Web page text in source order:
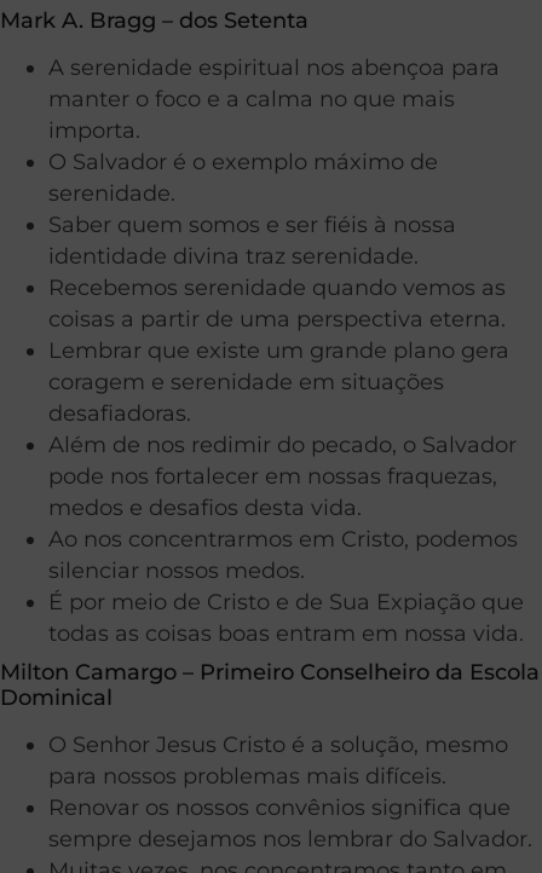
Mark A. Bragg – dos Setenta
A serenidade espiritual nos abençoa para
manter o foco e a calma no que mais
importa.
O Salvador é o exemplo máximo de
serenidade.
Saber quem somos e ser fiéis à nossa
identidade divina traz serenidade.
Recebemos serenidade quando vemos as
coisas a partir de uma perspectiva eterna.
Lembrar que existe um grande plano gera
coragem e serenidade em situações
desafiadoras.
Além de nos redimir do pecado, o Salvador
pode nos fortalecer em nossas fraquezas,
medos e desafios desta vida.
Ao nos concentrarmos em Cristo, podemos
silenciar nossos medos.
É por meio de Cristo e de Sua Expiação que
todas as coisas boas entram em nossa vida.
Milton Camargo – Primeiro Conselheiro da Escola
Dominical
O Senhor Jesus Cristo é a solução, mesmo
para nossos problemas mais difíceis.
Renovar os nossos convênios significa que
sempre desejamos nos lembrar do Salvador.